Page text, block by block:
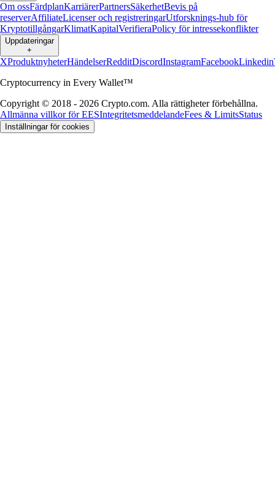
Om ossFärdplanKarriärerPartnersSäkerhetBevis på
reserverAffiliateLicenser och registreringarUtforsknings-hub för
KryptotillgångarKlimatKapitalVerifieraPolicy för intressekonflikter
Uppdateringar
+
XProduktnyheterHändelserRedditDiscordInstagramFacebookLinkedin
Cryptocurrency in Every Wallet™
Copyright © 2018 - 2026 Crypto.com. Alla rättigheter förbehållna.
Allmänna villkor för EESIntegritetsmeddelandeFees & LimitsStatus
Inställningar för cookies